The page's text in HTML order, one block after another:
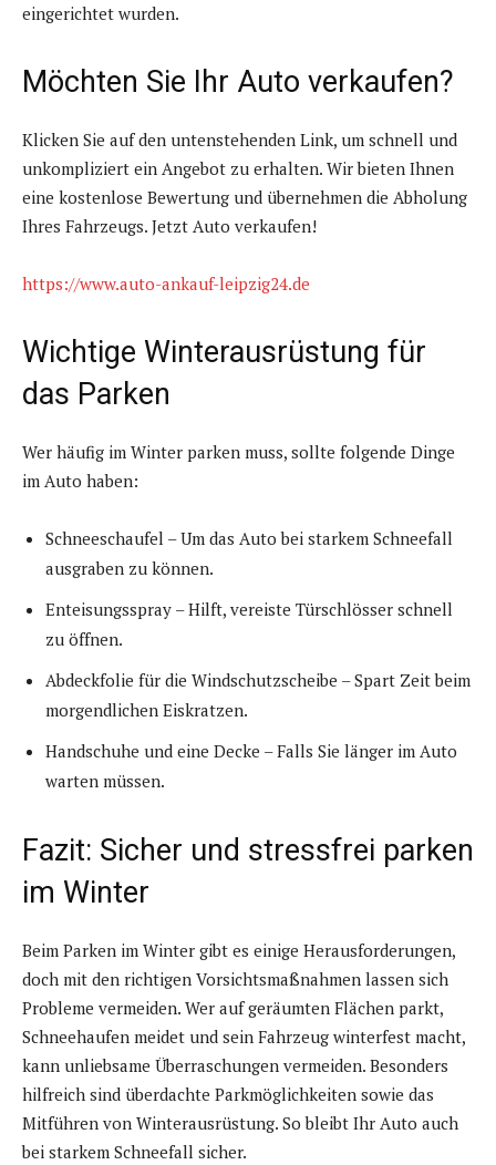
eingerichtet wurden.
Möchten Sie Ihr Auto verkaufen?
Klicken Sie auf den untenstehenden Link, um schnell und
unkompliziert ein Angebot zu erhalten. Wir bieten Ihnen
eine kostenlose Bewertung und übernehmen die Abholung
Ihres Fahrzeugs. Jetzt Auto verkaufen!
https://www.auto-ankauf-leipzig24.de
Wichtige Winterausrüstung für
das Parken
Wer häufig im Winter parken muss, sollte folgende Dinge
im Auto haben:
Schneeschaufel – Um das Auto bei starkem Schneefall
ausgraben zu können.
Enteisungsspray – Hilft, vereiste Türschlösser schnell
zu öffnen.
Abdeckfolie für die Windschutzscheibe – Spart Zeit beim
morgendlichen Eiskratzen.
Handschuhe und eine Decke – Falls Sie länger im Auto
warten müssen.
Fazit: Sicher und stressfrei parken
im Winter
Beim Parken im Winter gibt es einige Herausforderungen,
doch mit den richtigen Vorsichtsmaßnahmen lassen sich
Probleme vermeiden. Wer auf geräumten Flächen parkt,
Schneehaufen meidet und sein Fahrzeug winterfest macht,
kann unliebsame Überraschungen vermeiden. Besonders
hilfreich sind überdachte Parkmöglichkeiten sowie das
Mitführen von Winterausrüstung. So bleibt Ihr Auto auch
bei starkem Schneefall sicher.